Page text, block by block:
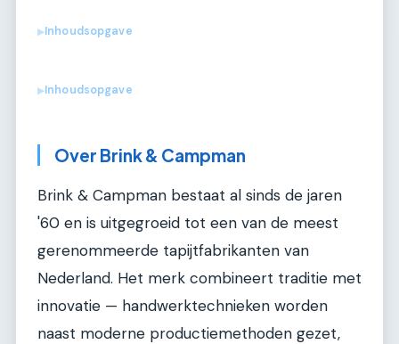
▶Inhoudsopgave
▶Inhoudsopgave
Over Brink & Campman
Brink & Campman bestaat al sinds de jaren
'60 en is uitgegroeid tot een van de meest
gerenommeerde tapijtfabrikanten van
Nederland. Het merk combineert traditie met
innovatie — handwerktechnieken worden
naast moderne productiemethoden gezet,